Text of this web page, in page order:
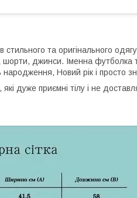
та оригінального
джинси. Іменна футболка
Новий рік і просто
які дуже приємні тілу і не